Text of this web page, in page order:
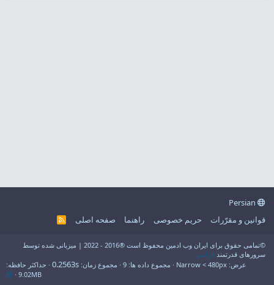
قوانین و مقرّرات
حریم خصوصی راهنما صفحه اصلی
R
©تمامی حقوق برای ایران وب ادمین محفوظ است ®2016 - 2022 | میزبانی شده توسط
سرورهای قدرتمند فراسو
عرض
مجموع داده ها 9 مجموع زمان 0.2563s
حداکثر حافظه
9.02MB